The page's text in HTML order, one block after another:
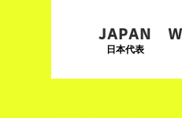
JAPAN
日本代表